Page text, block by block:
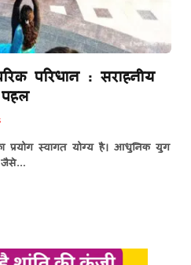
परिधान : सराहनीय
पहल
प्रयोग स्वागत योग्य है। आधुनिक युग
जैसे…